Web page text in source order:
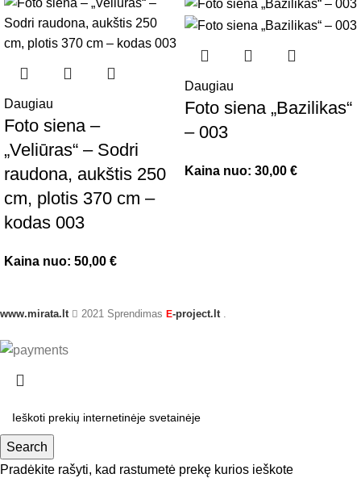
Daugiau
Foto siena –
„Veliūras“ – Sodri
raudona, aukštis 250
cm, plotis 370 cm –
kodas 003
Kaina nuo: 50,00 €
Daugiau
Foto siena „Bazilikas“
– 003
Kaina nuo: 30,00 €
www.mirata.lt 2021 Sprendimas E-project.lt .
Search
Pradėkite rašyti, kad rastumetė prekę kurios ieškote